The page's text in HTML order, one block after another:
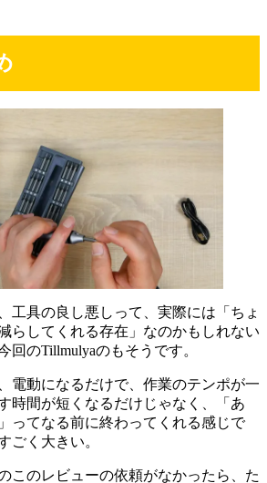
工具の良し悪しって、実際には「ちょ
らしてくれる存在」なのかもしれない
回のTillmulyaのもそうです。
電動になるだけで、作業のテンポが一
時間が短くなるだけじゃなく、「あ
ってなる前に終わってくれる感じで
ごく大きい。
このレビューの依頼がなかったら、た